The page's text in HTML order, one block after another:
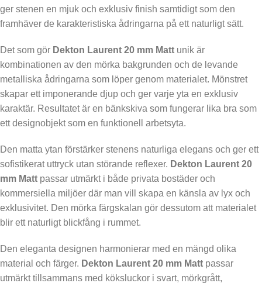
ger stenen en mjuk och exklusiv finish samtidigt som den
framhäver de karakteristiska ådringarna på ett naturligt sätt.
Det som gör Dekton Laurent 20 mm Matt unik är
kombinationen av den mörka bakgrunden och de levande
metalliska ådringarna som löper genom materialet. Mönstret
skapar ett imponerande djup och ger varje yta en exklusiv
karaktär. Resultatet är en bänkskiva som fungerar lika bra som
ett designobjekt som en funktionell arbetsyta.
Den matta ytan förstärker stenens naturliga elegans och ger ett
sofistikerat uttryck utan störande reflexer. Dekton Laurent 20
mm Matt passar utmärkt i både privata bostäder och
kommersiella miljöer där man vill skapa en känsla av lyx och
exklusivitet. Den mörka färgskalan gör dessutom att materialet
blir ett naturligt blickfång i rummet.
Den eleganta designen harmonierar med en mängd olika
material och färger. Dekton Laurent 20 mm Matt passar
utmärkt tillsammans med köksluckor i svart, mörkgrått,